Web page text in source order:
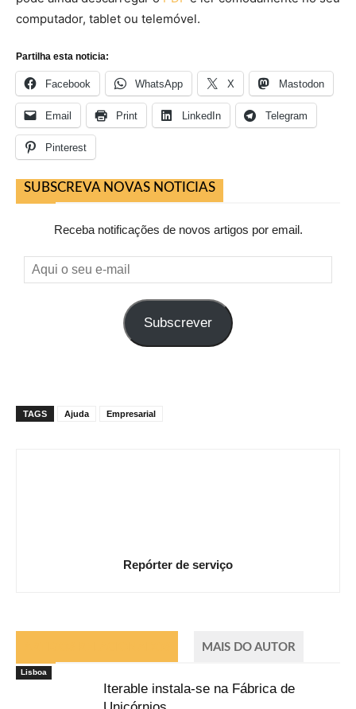
computador, tablet ou telemóvel.
Partilha esta noticia:
Facebook WhatsApp X Mastodon
Email Print LinkedIn Telegram
Pinterest
SUBSCREVA NOVAS NOTICIAS
Receba notificações de novos artigos por email.
Aqui
o
Subscrever
TAGS Ajuda Empresarial
Repórter de serviço
MAIS DO AUTOR
Lisboa
Iterable instala-se na Fábrica de